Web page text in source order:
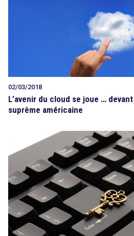
02/03/2018
L’avenir du cloud se joue …
suprême américaine